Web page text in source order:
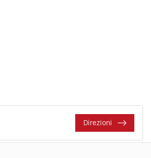
Direzioni